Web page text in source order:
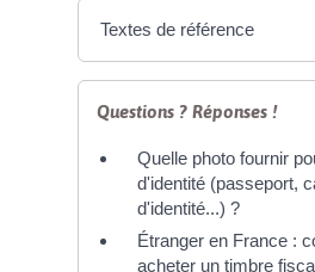
Textes de référence
Questions ? Réponses !
Quelle photo fournir
d'identité (passeport,
d'identité...) ?
Étranger en France :
acheter un timbre